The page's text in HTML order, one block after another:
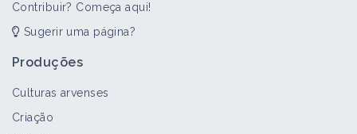
Contribuir? Começa aqui!
Sugerir uma página?
Produções
Culturas arvenses
Criação